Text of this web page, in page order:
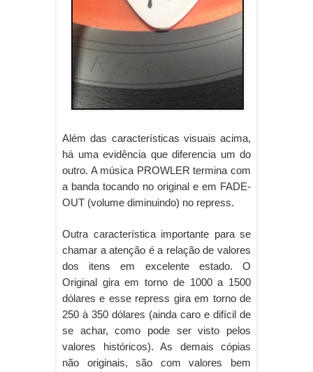
Além das características visuais acima,
há uma evidência que diferencia um do
outro. A música PROWLER termina com
a banda tocando no original e em FADE-
OUT (volume diminuindo) no repress.
Outra característica importante para se
chamar a atenção é a relação de valores
dos itens em excelente estado. O
Original gira em torno de 1000 a 1500
dólares e esse repress gira em torno de
250 à 350 dólares (ainda caro e difícil de
se achar, como pode ser visto pelos
valores históricos). As demais cópias
não originais, são com valores bem